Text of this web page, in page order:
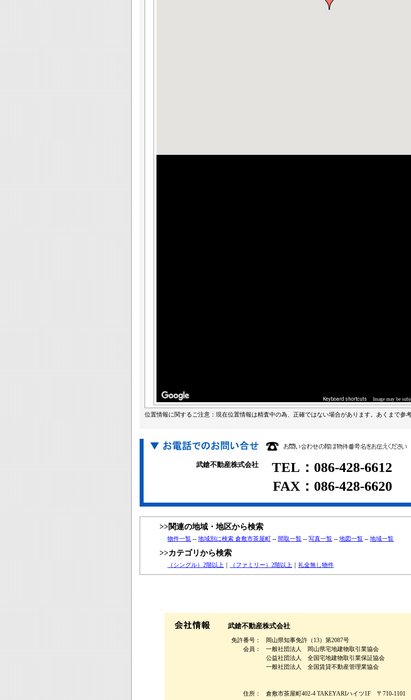
Keyboard shortcuts Image may be
位置情報に関するご注意：現在位置情報は精査中の為、正確ではない場合があります。あくまで参
武鎗不動産株式会社
TEL：086-428-6612
FAX：086-428-6620
>>関連の地域・地区から検索
物件一覧 -- 地域別に検索 倉敷市茶屋町 -- 間取一覧 -- 写真一覧 -- 地図一覧 -- 地域一覧
>>カテゴリから検索
（シングル）2階以上 （ファミリー）2階以上 礼金無し物件
武鎗不動産株式会社
免許番号：
岡山県知事免許（13）第2087号
会員：
一般社団法人 岡山県宅地建物取引業協会
公益社団法人 全国宅地建物取引業保証協会
一般社団法人 全国賃貸不動産管理業協会
住所：
倉敷市茶屋町402-4 TAKEYARIハイツ1F 〒710-1101